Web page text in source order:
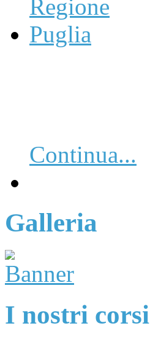
Continua...
Galleria
I nostri corsi